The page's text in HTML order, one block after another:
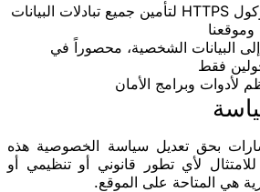
HTTPS لتأمين جميع تبادلات البيانات
البيانات الشخصية، محصوراً في
فقط
لأدوات وبرامج الأمان
بحق تعديل سياسة الخصوصية هذه
لأي تطور قانوني أو تنظيمي أو
هي المتاحة على الموقع.